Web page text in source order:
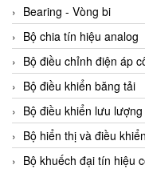
ADFweb Vietnam
Adler Vietnam
Ados Vietnam
Advanced Energy
Advantech Vietnam
Agate Vietnam
AGR International
Bearing - Vòng bi
Bộ chia tín hiệu analog
Bộ điều chỉnh điện áp
Bộ điều khiển băng tải
Bộ điều khiển lưu
Bộ hiển thị và điều
Bộ khuếch đại tín hiệu